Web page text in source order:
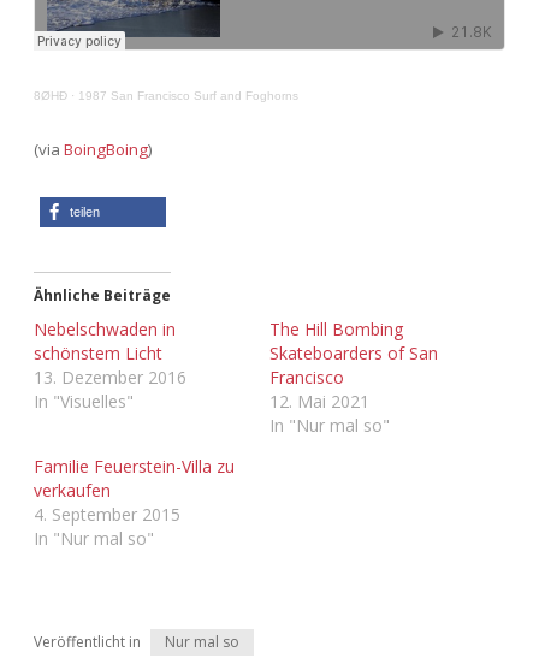
8ØHÐ · 1987 San Francisco Surf and Foghorns
(via BoingBoing)
teilen
Ähnliche Beiträge
Nebelschwaden in
schönstem Licht
13. Dezember 2016
In "Visuelles"
The Hill Bombing
Skateboarders of San
Francisco
12. Mai 2021
In "Nur mal so"
Familie Feuerstein-Villa zu
verkaufen
4. September 2015
In "Nur mal so"
Veröffentlicht in Nur mal so